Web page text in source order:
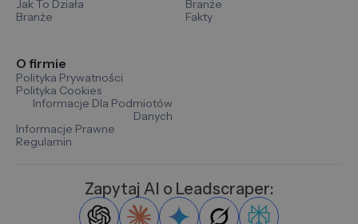
Jak To Działa
Branże
Branże
Fakty
O firmie
Polityka Prywatności
Polityka Cookies
Informacje Dla Podmiotów
Danych
Informacje Prawne
Regulamin
Zapytaj AI o Leadscraper: